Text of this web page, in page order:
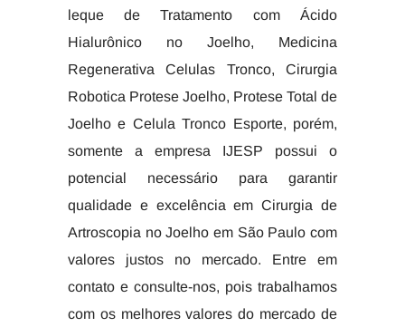
leque de Tratamento com Ácido
Hialurônico no Joelho, Medicina
Regenerativa Celulas Tronco, Cirurgia
Robotica Protese Joelho, Protese Total de
Joelho e Celula Tronco Esporte, porém,
somente a empresa IJESP possui o
potencial necessário para garantir
qualidade e excelência em Cirurgia de
Artroscopia no Joelho em São Paulo com
valores justos no mercado. Entre em
contato e consulte-nos, pois trabalhamos
com os melhores valores do mercado de